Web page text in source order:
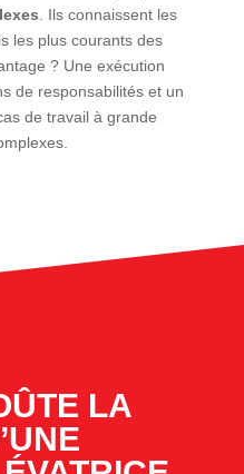
. Ils connaissent les
les plus courants des
? Une exécution
de responsabilités et un
de travail à grande
LA